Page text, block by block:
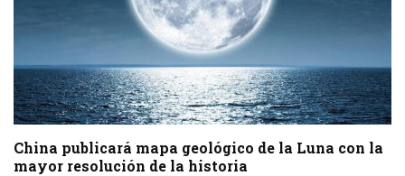
China publicará mapa geológico de la Luna con la
mayor resolución de la historia